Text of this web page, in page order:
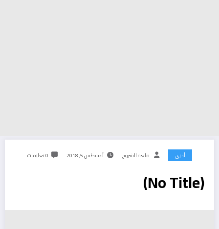
أخرى قلعة الشروح أغسطس 5, 2018 0 تعليقات
(No Title)